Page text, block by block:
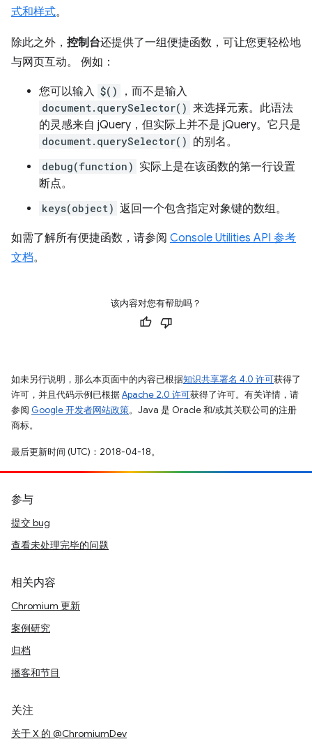
式和样式。
除此之外， 控制台还提供了一组便捷函数，可让您更轻松地
与网页互动。 例如：
您可以输入 $() ，而不是输入
document.querySelector() 来选择元素。此语法
的灵感来自 jQuery，但实际上并不是 jQuery。它只是
document.querySelector() 的别名。
debug(function) 实际上是在该函数的第一行设置
断点。
keys(object) 返回一个包含指定对象键的数组。
如需了解所有便捷函数，请参阅 Console Utilities API 参考
文档。
该内容对您有帮助吗？
如未另行说明，那么本页面中的内容已根据知识共享署名 4.0 许可获得了
许可，并且代码示例已根据Apache 2.0 许可获得了许可。有关详情，请
参阅 Google 开发者网站政策。Java 是 Oracle 和/或其关联公司的注册
商标。
最后更新时间 (UTC)：2018-04-18。
参与
提交 bug
查看未处理完毕的问题
相关内容
Chromium 更新
案例研究
归档
播客和节目
关注
关于 X 的 @ChromiumDev